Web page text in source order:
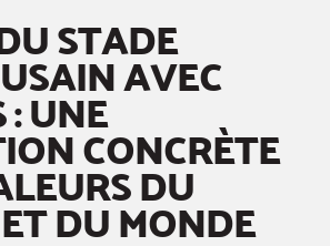
STADE
AVEC
UNECONCRÈTE
DU
DU MONDE